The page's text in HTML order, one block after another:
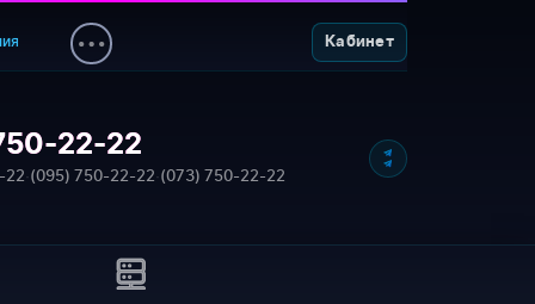
Кабинет
22-22
22·(095) 750-22-22·(073) 750-22-22